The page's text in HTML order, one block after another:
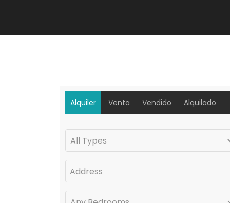
Alquiler Venta Vendido Alquilado